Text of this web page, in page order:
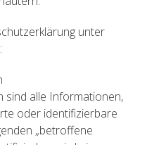
unter
sind alle Informationen,
oder identifizierbare
„betroffene